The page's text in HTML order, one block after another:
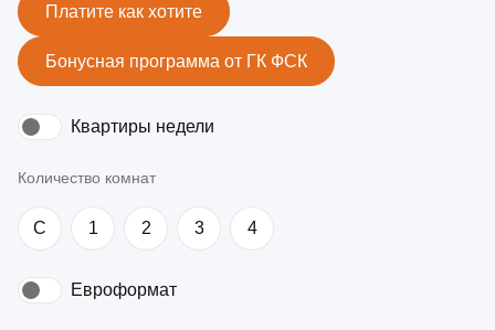
Платите как хотите
Бонусная программа от ГК ФСК
Квартиры недели
Количество комнат
C 1 2 3 4
Евроформат